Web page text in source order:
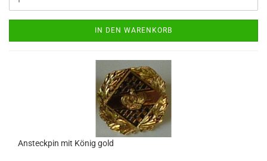
IN DEN WARENKORB
Ansteckpin mit König gold